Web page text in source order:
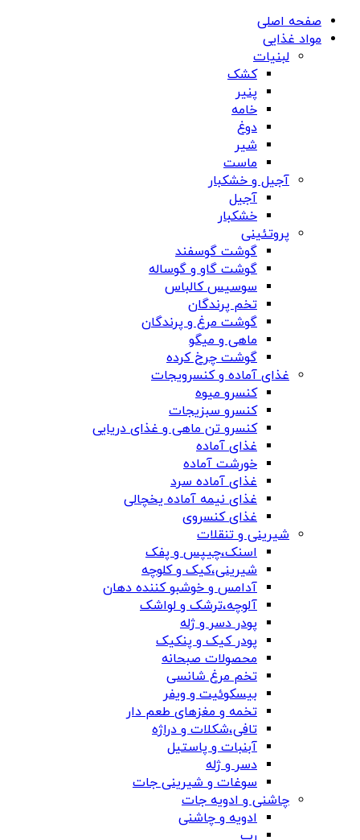
صفحه اصلی
مواد غذایی
لبنیات
کشک
پنیر
خامه
دوغ
شیر
ماست
آجیل و خشکبار
آجیل
خشکبار
پروتئینی
گوشت گوسفند
گوشت گاو و گوساله
سوسیس کالباس
تخم پرندگان
گوشت مرغ و پرندگان
ماهی و میگو
گوشت چرخ کرده
غذای آماده و کنسرویجات
کنسرو میوه
کنسرو سبزیجات
کنسرو تن ماهی و غذای دریایی
غذای آماده
خورشت آماده
غذای آماده سرد
غذای نیمه آماده یخچالی
غذای کنسروی
شیرینی و تنقلات
اسنک،چیپس و پفک
شیرینی،کیک و کلوچه
آدامس و خوشبو کننده دهان
آلوچه،ترشک و لواشک
پودر دسر و ژله
پودر کیک و پنکیک
محصولات صبحانه
تخم مرغ شانسی
بیسکوئیت و ویفر
تخمه و مغزهای طعم دار
تافی،شکلات و دراژه
آبنبات و پاستیل
دسر و ژله
سوغات و شیرینی جات
چاشنی و ادویه جات
ادویه و چاشنی
رب